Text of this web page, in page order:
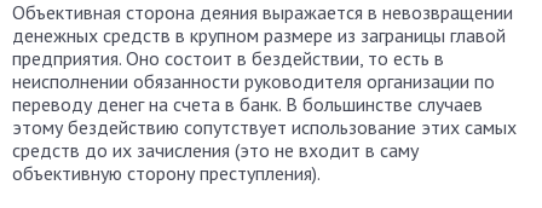
Объективная сторона деяния выражается в невозвращении
денежных средств в крупном размере из заграницы главой
предприятия. Оно состоит в бездействии, то есть в
неисполнении обязанности руководителя организации по
переводу денег на счета в банк. В большинстве случаев
этому бездействию сопутствует использование этих самых
средств до их зачисления (это не входит в саму
объективную сторону преступления).